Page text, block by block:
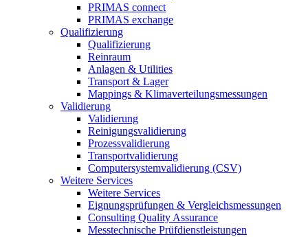
PRIMAS connect
PRIMAS exchange
Qualifizierung
Qualifizierung
Reinraum
Anlagen & Utilities
Transport & Lager
Mappings & Klimaverteilungsmessungen
Validierung
Validierung
Reinigungsvalidierung
Prozessvalidierung
Transportvalidierung
Computersystemvalidierung (CSV)
Weitere Services
Weitere Services
Eignungsprüfungen & Vergleichsmessungen
Consulting Quality Assurance
Messtechnische Prüfdienstleistungen